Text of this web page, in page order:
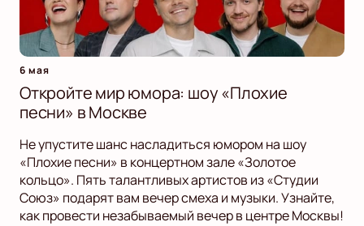
6 мая
Откройте мир юмора: шоу «Плохие
песни» в Москве
Не упустите шанс насладиться юмором на шоу
«Плохие песни» в концертном зале «Золотое
кольцо». Пять талантливых артистов из «Студии
Союз» подарят вам вечер смеха и музыки. Узнайте,
как провести незабываемый вечер в центре Москвы!